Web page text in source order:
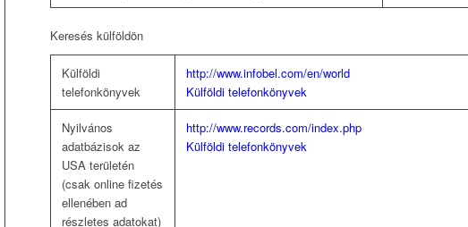
Keresés külföldön
Külföldi
telefonkönyvek
http://www.infobel.com/en/world
Külföldi telefonkönyvek
Nyilvános
adatbázisok az
USA területén
(csak online fizetés
ellenében ad
részletes adatokat)
http://www.records.com/index.php
Külföldi telefonkönyvek